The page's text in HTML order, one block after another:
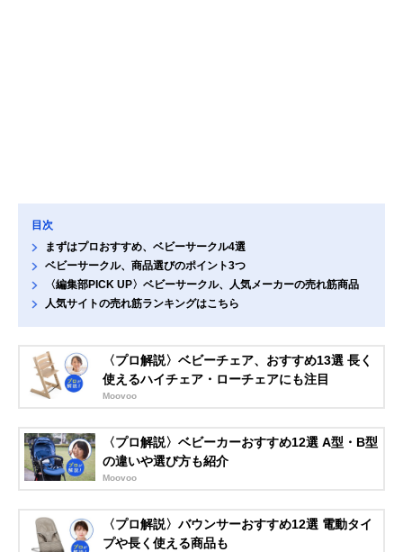
目次
まずはプロおすすめ、ベビーサークル4選
ベビーサークル、商品選びのポイント3つ
〈編集部PICK UP〉ベビーサークル、人気メーカーの売れ筋商品
人気サイトの売れ筋ランキングはこちら
〈プロ解説〉ベビーチェア、おすすめ13選 長く
使えるハイチェア・ローチェアにも注目
Moovoo
〈プロ解説〉ベビーカーおすすめ12選 A型・B型
の違いや選び方も紹介
Moovoo
〈プロ解説〉バウンサーおすすめ12選 電動タイ
プや長く使える商品も